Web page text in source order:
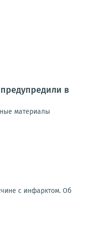
в
материалы
с инфарктом. Об